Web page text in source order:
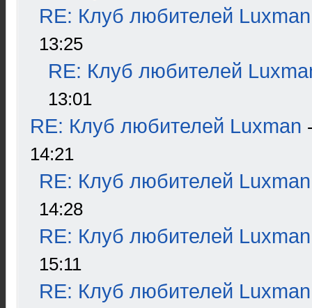
RE: Клуб любителей Luxman
13:25
RE: Клуб любителей
13:01
RE: Клуб любителей Luxman
14:21
RE: Клуб любителей Luxman
14:28
RE: Клуб любителей Luxman
15:11
RE: Клуб любителей Luxman